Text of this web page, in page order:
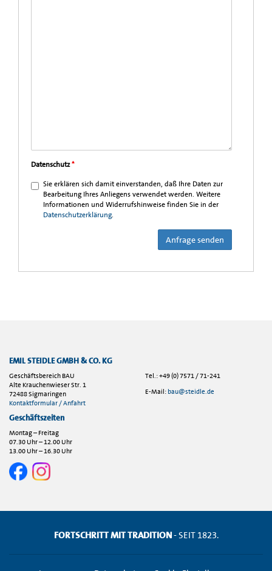
Datenschutz*
Sie erklären sich damit einverstanden, daß Ihre Daten zur
Bearbeitung Ihres Anliegens verwendet werden. Weitere
Informationen und Widerrufshinweise finden Sie in der
Datenschutzerklärung.
EMIL STEIDLE GMBH & CO. KG
Geschäftsbereich BAU
Alte Krauchenwieser Str. 1
72488 Sigmaringen
Kontaktformular / Anfahrt
Tel.: +49 (0) 7571 / 71-241
E-Mail: bau@steidle.de
Geschäftszeiten
Montag – Freitag
07.30 Uhr – 12.00 Uhr
13.00 Uhr – 16.30 Uhr
FORTSCHRITT MIT TRADITION- SEIT 1823.